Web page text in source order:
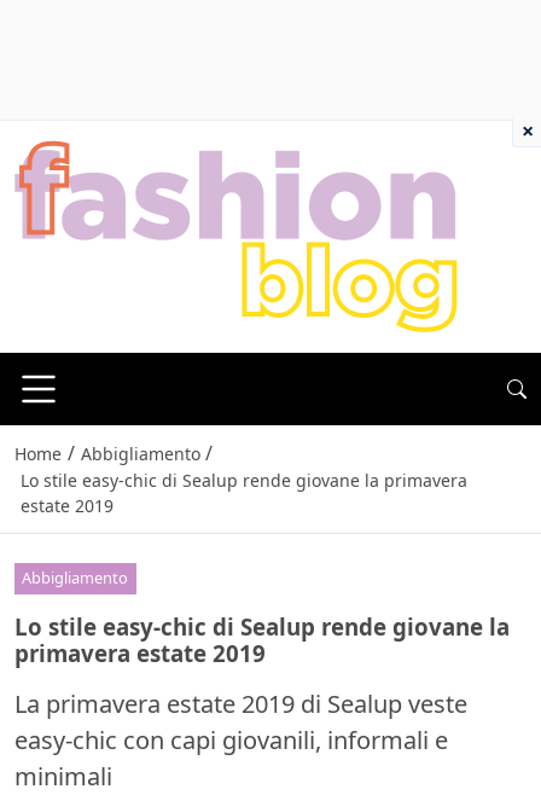
Home / Abbigliamento /
Lo stile easy-chic di Sealup rende giovane la primavera
estate 2019
Abbigliamento
Lo stile easy-chic di Sealup rende giovane la
primavera estate 2019
La primavera estate 2019 di Sealup veste
easy-chic con capi giovanili, informali e
minimali
×